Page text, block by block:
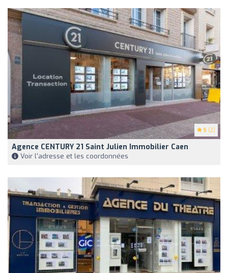
5 (2)
Agence CENTURY 21 Saint Julien Immobilier Caen
Voir l'adresse et les coordonnées